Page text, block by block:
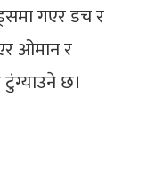
गएर डच र
ओमान र
छ।